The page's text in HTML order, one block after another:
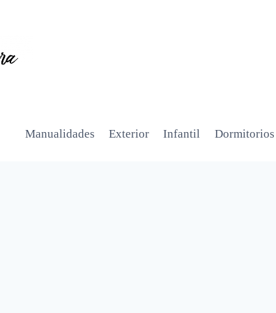
Manualidades Exterior Infantil Dormitorios